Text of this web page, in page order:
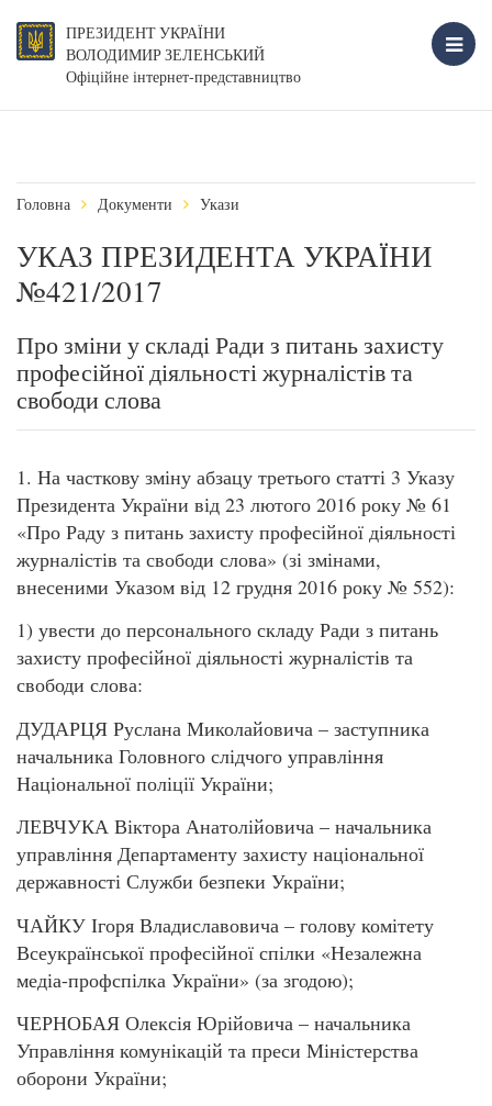
ПРЕЗИДЕНТ УКРАЇНИ
ВОЛОДИМИР ЗЕЛЕНСЬКИЙ
Офіційне інтернет-представництво
Головна Документи Укази
УКАЗ ПРЕЗИДЕНТА УКРАЇНИ
№421/2017
Про зміни у складі Ради з питань захисту
професійної діяльності журналістів та
свободи слова
1. На часткову зміну абзацу третього статті 3 Указу
Президента України від 23 лютого 2016 року № 61
«Про Раду з питань захисту професійної діяльності
журналістів та свободи слова» (зі змінами,
внесеними Указом від 12 грудня 2016 року № 552):
1) увести до персонального складу Ради з питань
захисту професійної діяльності журналістів та
свободи слова:
ДУДАРЦЯ Руслана Миколайовича – заступника
начальника Головного слідчого управління
Національної поліції України;
ЛЕВЧУКА Віктора Анатолійовича – начальника
управління Департаменту захисту національної
державності Служби безпеки України;
ЧАЙКУ Ігоря Владиславовича – голову комітету
Всеукраїнської професійної спілки «Незалежна
медіа-профспілка України» (за згодою);
ЧЕРНОБАЯ Олексія Юрійовича – начальника
Управління комунікацій та преси Міністерства
оборони України;